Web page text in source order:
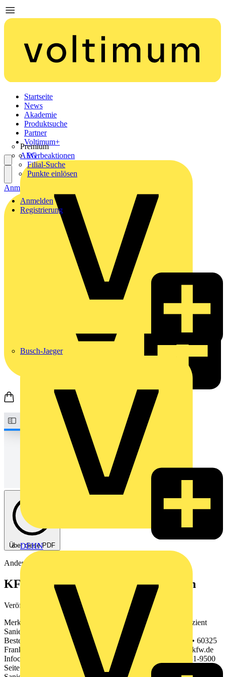
Startseite
News
Akademie
Produktsuche
Partner
Premium
AEG
Busch-Jaeger
DEHN
Voltimum+
Werbeaktionen
Filial-Suche
Punkte einlösen
Anmelden
Registrierung
Anmelden
Über diese PDF
Andere
KFW 218 - Energieeffizient Sanieren
Veröffentlicht: 20. März 2013
· Kategorie: Fachartikel
Merkblatt Kommunale und soziale Infrastruktur Energieeffizient
Sanieren- Kommunale Unternehmen Stand : 09/2012 •
Bestellnummer: 600 000 2422 KfW • Palmengartenstr. 5-9 • 60325
Frankfurt • Tel.: 069 7431-0 • Fax: 069 7431-2944 • www.kfw.de
Infocenter • Tel.: 0800 5399002 (kostenfrei) • Fax: 069 7431-9500
Seite 1 Programmnummer 219 Finanzierung der energetischen